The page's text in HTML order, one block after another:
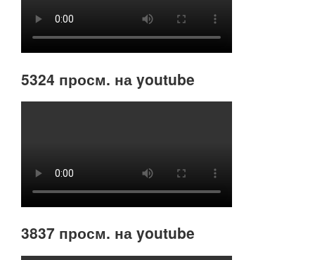
5324 просм. на youtube
3837 просм. на youtube